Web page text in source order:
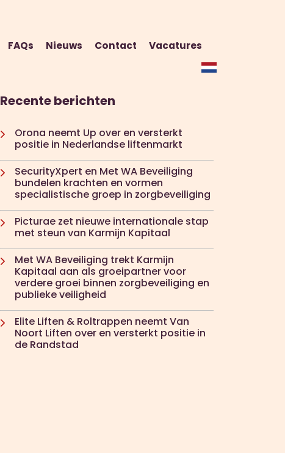
FAQs Nieuws Contact Vacatures
Recente berichten
Orona neemt Up over en versterkt
positie in Nederlandse liftenmarkt
SecurityXpert en Met WA Beveiliging
bundelen krachten en vormen
specialistische groep in zorgbeveiliging
Picturae zet nieuwe internationale stap
met steun van Karmijn Kapitaal
Met WA Beveiliging trekt Karmijn
Kapitaal aan als groeipartner voor
verdere groei binnen zorgbeveiliging en
publieke veiligheid
Elite Liften & Roltrappen neemt Van
Noort Liften over en versterkt positie in
de Randstad